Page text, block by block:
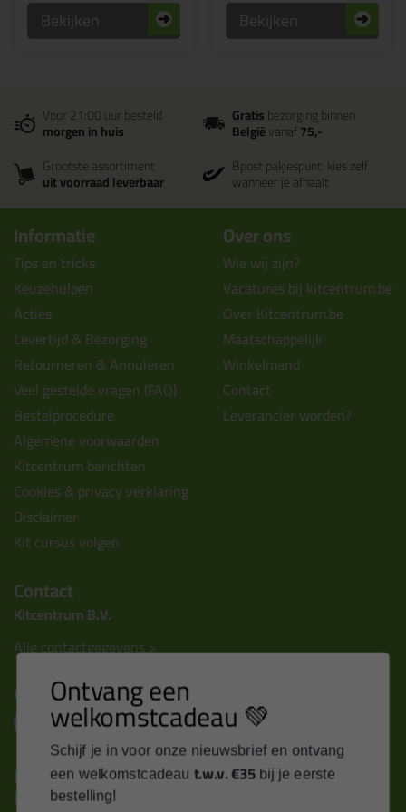
Bekijken Bekijken
Voor 21:00 uur besteld
morgen in huis
Gratisbezorging binnen
Belgiëvanaf75,-
Grootste assortiment
uit voorraad leverbaar
Bpost pakjespunt: kies zelf
wanneer je afhaalt
Informatie
Tips en tricks
Keuzehulpen
Acties
Levertijd & Bezorging
Retourneren & Annuleren
Veel gestelde vragen (FAQ)
Bestelprocedure
Algemene voorwaarden
Kitcentrum berichten
Cookies & privacy verklaring
Disclaimer
Kit cursus volgen
Over ons
Wie wij zijn?
Vacatures bij kitcentrum.be
Over Kitcentrum.be
Maatschappelijk
Winkelmand
Contact
Leverancier worden?
Contact
Kitcentrum B.V.
Alle contactgegevens >
Altijd op de hoogte blijven?
Nieuws, tips en exclusieve deals rechtstreeks in je
inbox
Ontvang een
welkomstcadeau 💚
Schijf je in voor onze nieuwsbrief en ontvang
een welkomstcadeau t.w.v. €35 bij je eerste
bestelling!